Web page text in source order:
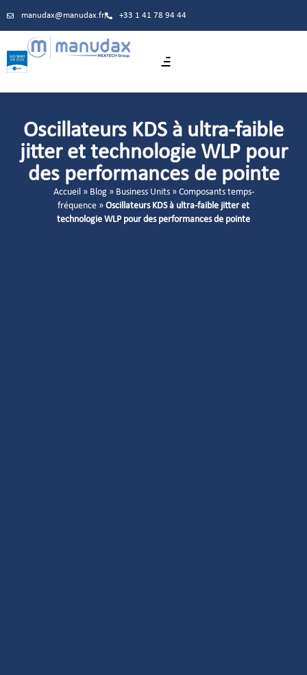
manudax@manudax.fr +33 1 41 78 94 44
Oscillateurs KDS à ultra-faible
jitter et technologie WLP pour
des performances de pointe
Accueil » Blog» Business Units» Composants temps-
fréquence » Oscillateurs KDS à ultra-faible jitter et
technologie WLP pour des performances de pointe